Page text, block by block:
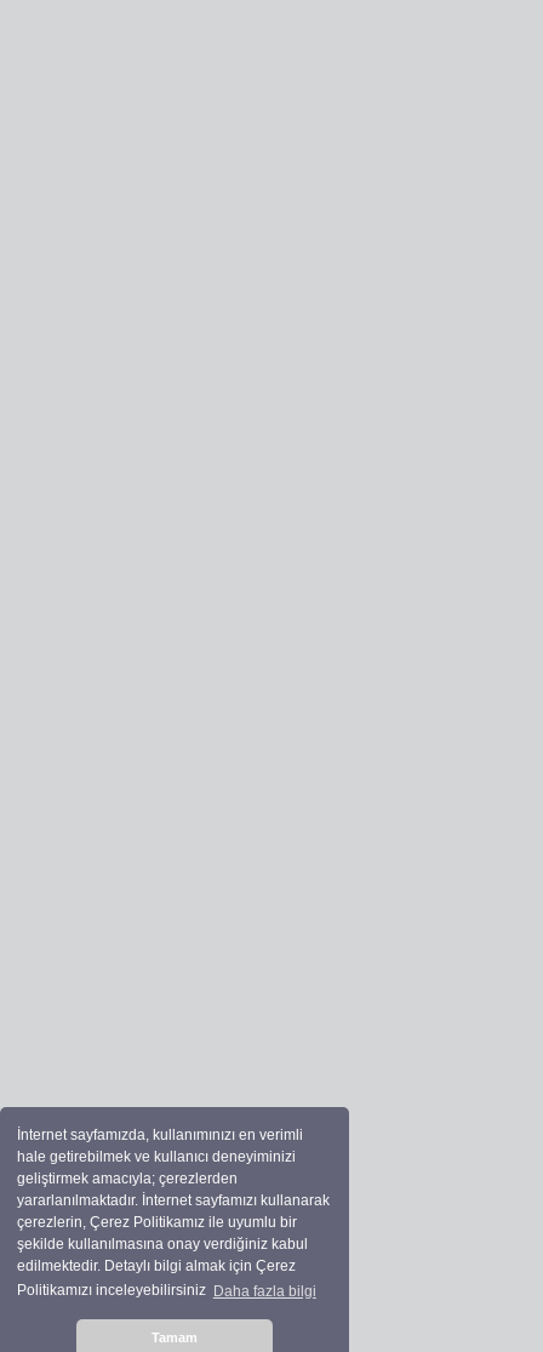
İnternet sayfamızda, kullanımınızı en verimli
hale getirebilmek ve kullanıcı deneyiminizi
geliştirmek amacıyla; çerezlerden
yararlanılmaktadır. İnternet sayfamızı kullanarak
çerezlerin, Çerez Politikamız ile uyumlu bir
şekilde kullanılmasına onay verdiğiniz kabul
edilmektedir. Detaylı bilgi almak için Çerez
Politikamızı inceleyebilirsiniz Daha fazla bilgi
Tamam